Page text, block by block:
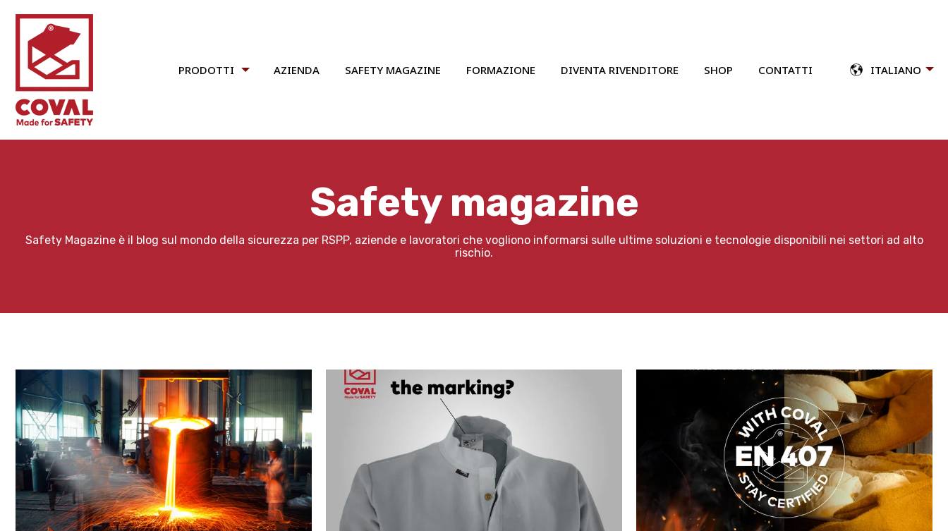
PRODOTTI AZIENDA SAFETY MAGAZINE FORMAZIONE DIVENTA RIVENDITORE SHOP CONTATTI ITALIANO
Safety magazine
Safety Magazine è il blog sul mondo della sicurezza per RSPP, aziende e lavoratori che vogliono informarsi sulle ultime soluzioni e tecnologie disponibili nei settori ad alto
rischio.